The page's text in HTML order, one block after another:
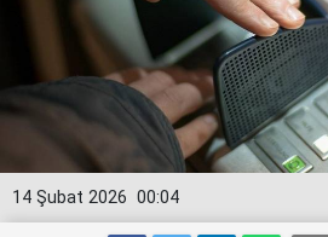
00:04
14 Şubat 2026